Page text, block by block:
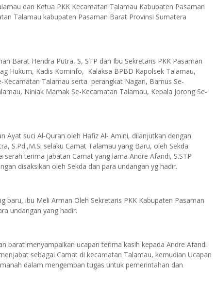
dan Ketua PKK Kecamatan Talamau Kabupaten Pasaman
Talamau kabupaten Pasaman Barat Provinsi Sumatera
Barat Hendra Putra, S, STP dan Ibu Sekretaris PKK Pasaman
Hukum, Kadis Kominfo, Kalaksa BPBD Kapolsek Talamau,
Kecamatan Talamau serta perangkat Nagari, Bamus Se-
Niniak Mamak Se-Kecamatan Talamau, Kepala Jorong Se-
Ayat suci Al-Quran oleh Hafiz Al- Amini, dilanjutkan dengan
S.Pd.,M.Si selaku Camat Talamau yang Baru, oleh Sekda
terima jabatan Camat yang lama Andre Afandi, S.STP
disaksikan oleh Sekda dan para undangan yg hadir.
baru, ibu Meli Arman Oleh Sekretaris PKK Kabupaten Pasaman
undangan yang hadir.
barat menyampaikan ucapan terima kasih kepada Andre Afandi
sebagai Camat di kecamatan Talamau, kemudian Ucapan
dalam mengemban tugas untuk pemerintahan dan